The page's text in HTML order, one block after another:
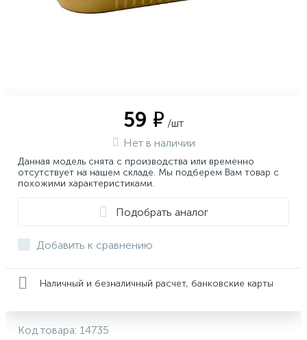
59 ₽ /шт
Нет в наличии
Данная модель снята с производства или временно
отсутствует на нашем складе. Мы подберем Вам товар с
похожими характеристиками.
Подобрать аналог
Добавить к сравнению
Наличный и безналичный расчет, банковские карты
Код товара: 14735